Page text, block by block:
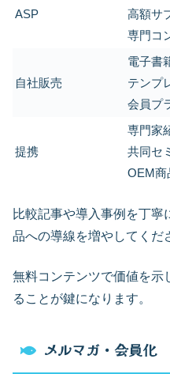
ASP
高額サ
専門コ
自社販売
電子書
テンプ
会員プ
提携
専門家
共同セ
OEM商
比較記事や導入事例を丁
品への導線を増やしてくだ
無料コンテンツで価値を示
ることが鍵になります。
メルマガ・会員化